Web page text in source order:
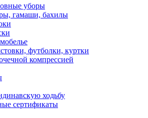
уборы
гамаши, бахилы
футболки, куртки
компрессией
ходьбу
сертификаты